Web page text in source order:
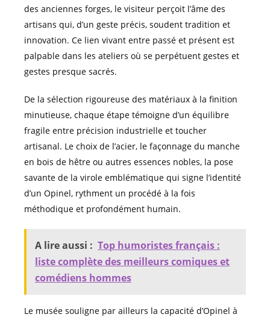
des anciennes forges, le visiteur perçoit l’âme des
artisans qui, d’un geste précis, soudent tradition et
innovation. Ce lien vivant entre passé et présent est
palpable dans les ateliers où se perpétuent gestes et
gestes presque sacrés.
De la sélection rigoureuse des matériaux à la finition
minutieuse, chaque étape témoigne d’un équilibre
fragile entre précision industrielle et toucher
artisanal. Le choix de l’acier, le façonnage du manche
en bois de hêtre ou autres essences nobles, la pose
savante de la virole emblématique qui signe l’identité
d’un Opinel, rythment un procédé à la fois
méthodique et profondément humain.
A lire aussi : Top humoristes français :
liste complète des meilleurs comiques et
comédiens hommes
Le musée souligne par ailleurs la capacité d’Opinel à